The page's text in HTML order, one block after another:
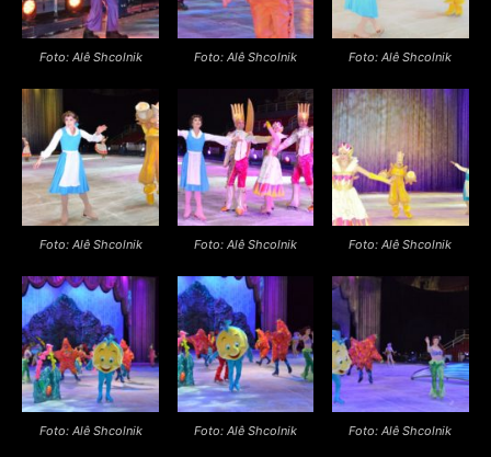
Foto: Alê Shcolnik Foto: Alê Shcolnik Foto: Alê Shcolnik
Foto: Alê Shcolnik Foto: Alê Shcolnik Foto: Alê Shcolnik
Foto: Alê Shcolnik Foto: Alê Shcolnik Foto: Alê Shcolnik